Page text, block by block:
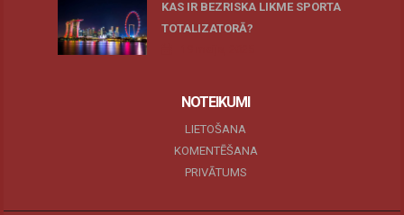
KAS IR BEZRISKA LIKME SPORTA
TOTALIZATORĀ?
NOTEIKUMI
LIETOŠANA
KOMENTĒŠANA
PRIVĀTUMS